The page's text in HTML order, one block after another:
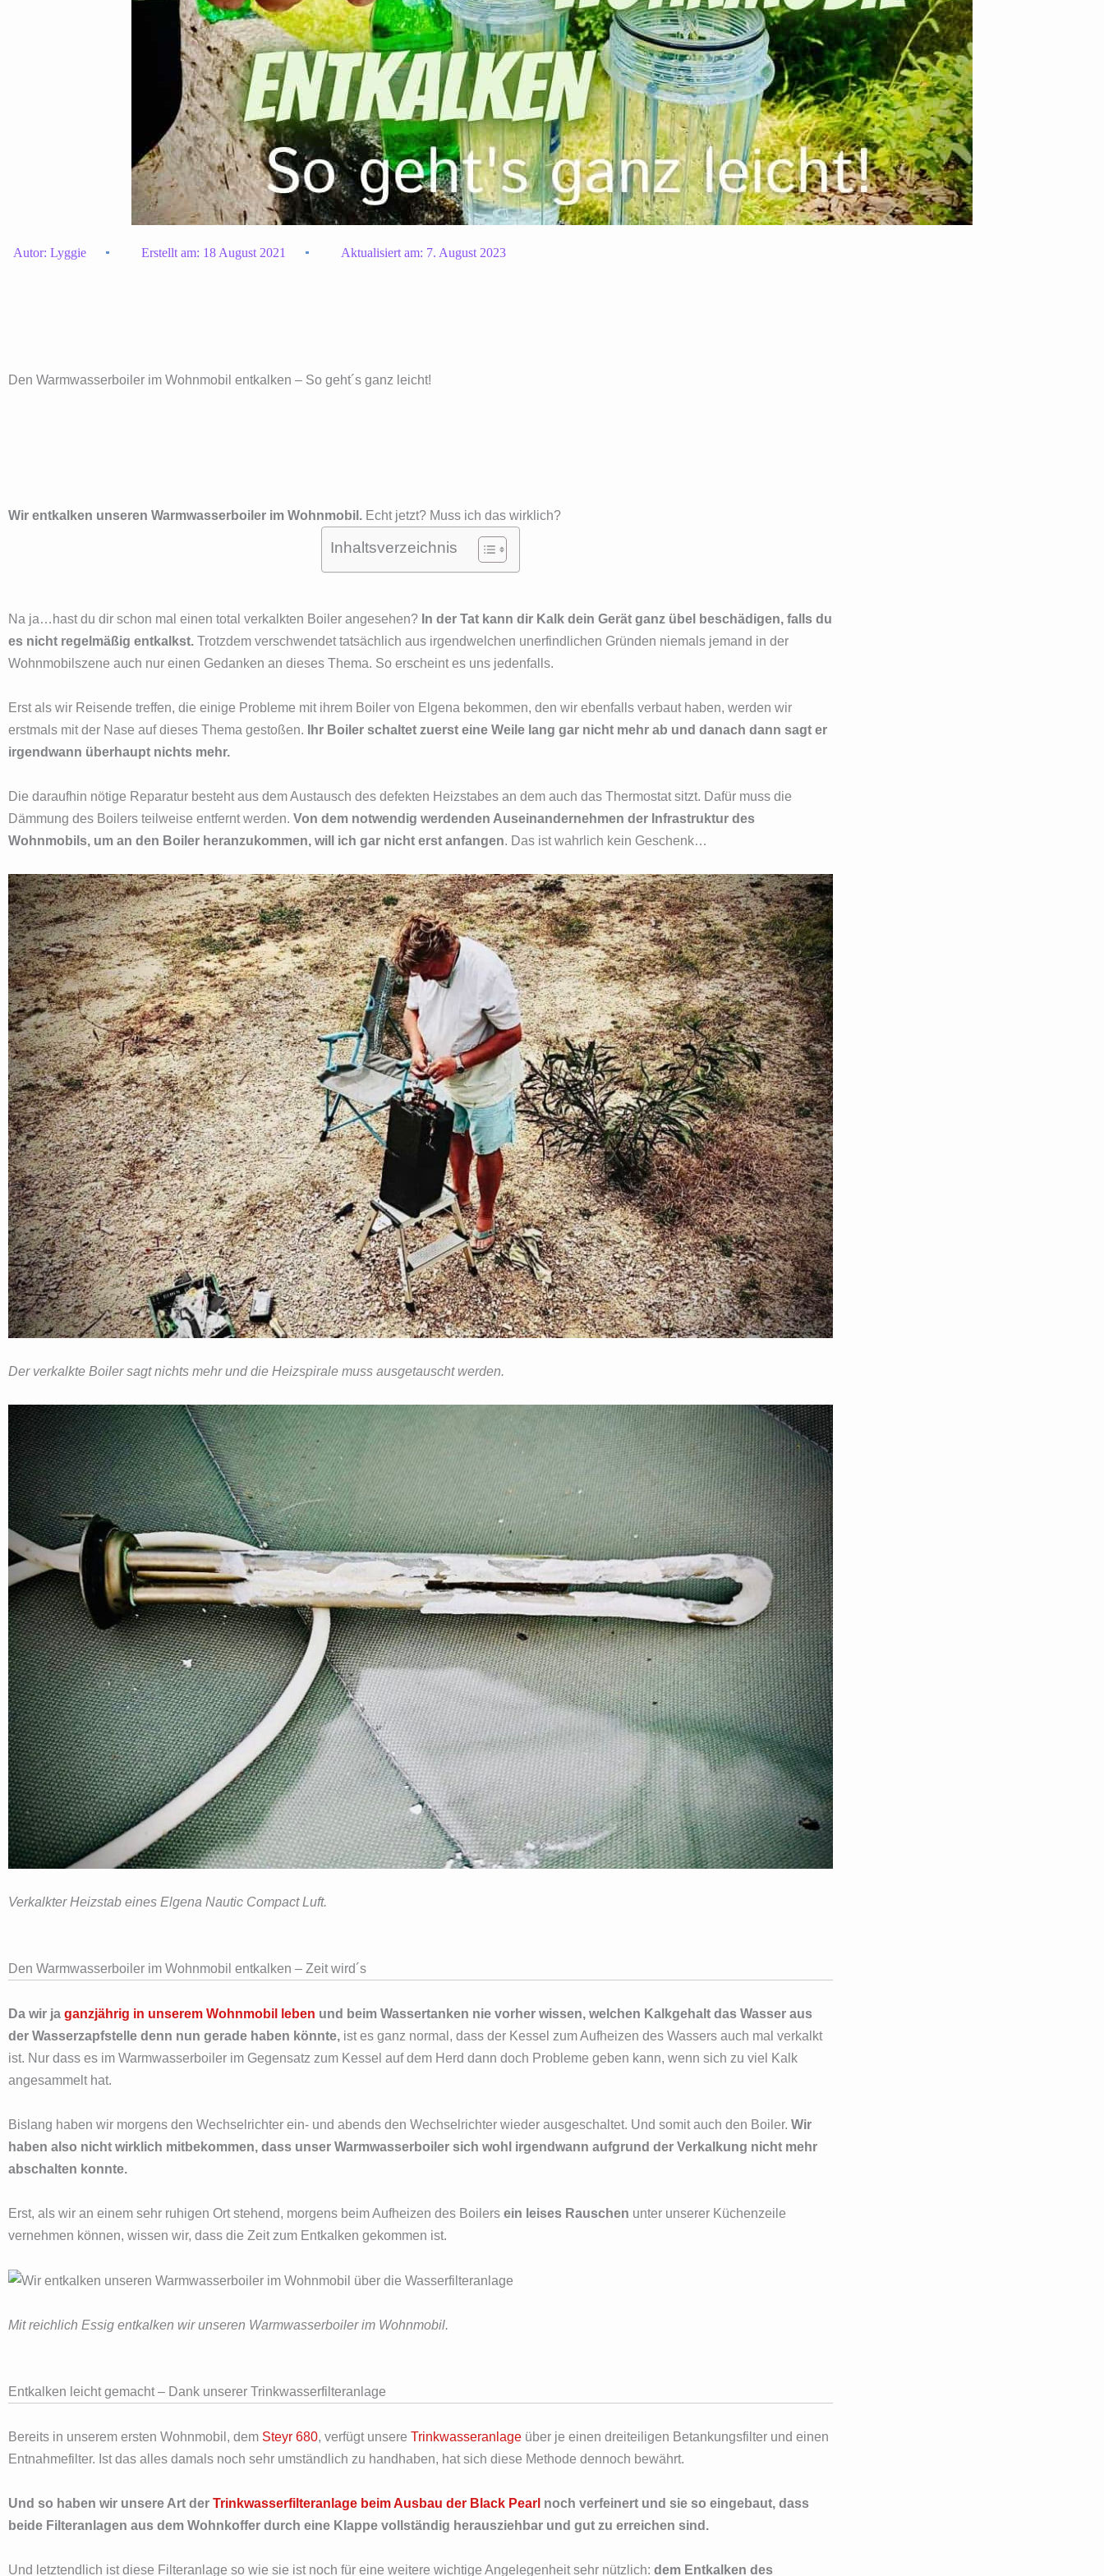
Autor: Lyggie Erstellt am: 18 August 2021 Aktualisiert am: 7. August 2023
Den Warmwasserboiler im Wohnmobil entkalken – So geht´s ganz leicht!
Wir entkalken unseren Warmwasserboiler im Wohnmobil. Echt jetzt? Muss ich das wirklich?
Inhaltsverzeichnis
Na ja…hast du dir schon mal einen total verkalkten Boiler angesehen? In der Tat kann dir Kalk dein Gerät ganz übel beschädigen, falls du
es nicht regelmäßig entkalkst. Trotzdem verschwendet tatsächlich aus irgendwelchen unerfindlichen Gründen niemals jemand in der
Wohnmobilszene auch nur einen Gedanken an dieses Thema. So erscheint es uns jedenfalls.
Erst als wir Reisende treffen, die einige Probleme mit ihrem Boiler von Elgena bekommen, den wir ebenfalls verbaut haben, werden wir
erstmals mit der Nase auf dieses Thema gestoßen.
Ihr Boiler schaltet zuerst eine Weile lang gar nicht mehr ab und danach dann sagt er
irgendwann überhaupt nichts mehr.
Die daraufhin nötige Reparatur besteht aus dem Austausch des defekten Heizstabes an dem auch das Thermostat sitzt. Dafür muss die
Dämmung des Boilers teilweise entfernt werden. Von dem notwendig werdenden Auseinandernehmen der Infrastruktur des
Wohnmobils, um an den Boiler heranzukommen, will ich gar nicht erst anfangen. Das ist wahrlich kein Geschenk…
Der verkalkte Boiler sagt nichts mehr und die Heizspirale muss ausgetauscht werden.
Verkalkter Heizstab eines Elgena Nautic Compact Luft.
Den Warmwasserboiler im Wohnmobil entkalken – Zeit wird´s
Da wir ja ganzjährig in unserem Wohnmobil leben und beim Wassertanken nie vorher wissen, welchen Kalkgehalt das Wasser aus
der Wasserzapfstelle denn nun gerade haben könnte, ist es ganz normal, dass der Kessel zum Aufheizen des Wassers auch mal verkalkt
ist. Nur dass es im Warmwasserboiler im Gegensatz zum Kessel auf dem Herd dann doch Probleme geben kann, wenn sich zu viel Kalk
angesammelt hat.
Bislang haben wir morgens den Wechselrichter ein- und abends den Wechselrichter wieder ausgeschaltet. Und somit auch den Boiler. Wir
haben also nicht wirklich mitbekommen, dass unser Warmwasserboiler sich wohl irgendwann aufgrund der Verkalkung nicht mehr
abschalten konnte.
Erst, als wir an einem sehr ruhigen Ort stehend, morgens beim Aufheizen des Boilers ein leises Rauschen unter unserer Küchenzeile
vernehmen können, wissen wir, dass die Zeit zum Entkalken gekommen ist.
Mit reichlich Essig entkalken wir unseren Warmwasserboiler im Wohnmobil.
Entkalken leicht gemacht – Dank unserer Trinkwasserfilteranlage
Bereits in unserem ersten Wohnmobil, dem Steyr 680, verfügt unsere Trinkwasseranlage über je einen dreiteiligen Betankungsfilter und einen
Entnahmefilter. Ist das alles damals noch sehr umständlich zu handhaben, hat sich diese Methode dennoch bewährt.
Und so haben wir unsere Art der Trinkwasserfilteranlage beim Ausbau der Black Pearl noch verfeinert und sie so eingebaut, dass
beide Filteranlagen aus dem Wohnkoffer durch eine Klappe vollständig herausziehbar und gut zu erreichen sind.
Und letztendlich ist diese Filteranlage so wie sie ist noch für eine weitere wichtige Angelegenheit sehr nützlich: dem Entkalken des